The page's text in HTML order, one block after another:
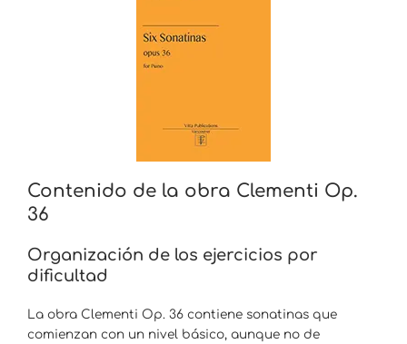
Contenido de la obra Clementi Op.
36
Organización de los ejercicios por
dificultad
La obra Clementi Op. 36 contiene sonatinas que
comienzan con un nivel básico, aunque no de